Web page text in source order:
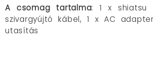
A csomag tartalma: 1 x shiatsu
szivargyújtó kábel, 1 x AC
utasítás